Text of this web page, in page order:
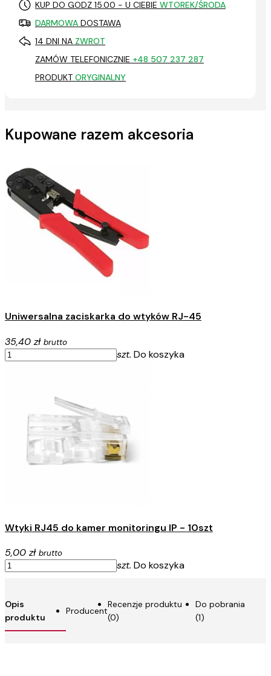
KUP DO GODZ 15.00 - U CIEBIE WTOREK/ŚRODA
DARMOWA DOSTAWA
14 DNI NA ZWROT
ZAMÓW TELEFONICZNIE +48 507 237 287
PRODUKT ORYGINALNY
Kupowane razem akcesoria
Uniwersalna zaciskarka do wtyków RJ-45
35,40 zł brutto
szt. Do koszyka
Wtyki RJ45 do kamer monitoringu IP - 10szt
5,00 zł brutto
szt. Do koszyka
Opis
produktu
Do pobrania
(1)
Producent
Recenzje produktu
(0)